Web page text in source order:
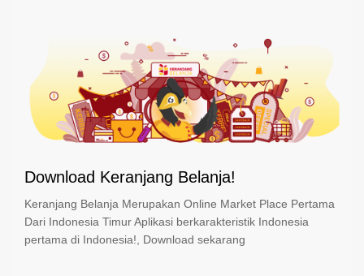
Download Keranjang Belanja!
Keranjang Belanja Merupakan Online Market Place Pertama
Dari Indonesia Timur Aplikasi berkarakteristik Indonesia
pertama di Indonesia!, Download sekarang